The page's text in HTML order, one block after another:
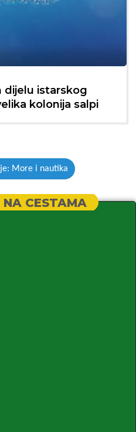
dijelu istarskog
kolonija salpi
More i nautika
CESTAMA